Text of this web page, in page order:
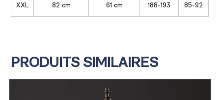
XXL 82 cm 61 cm 188-193 85-92
PRODUITS SIMILAIRES